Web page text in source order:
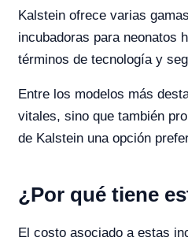
Kalstein ofrece varias
incubadoras para neonatos
términos de tecnología y
Entre los modelos más
vitales, sino que también
de Kalstein una opción
¿Por qué tiene
El costo asociado a estas